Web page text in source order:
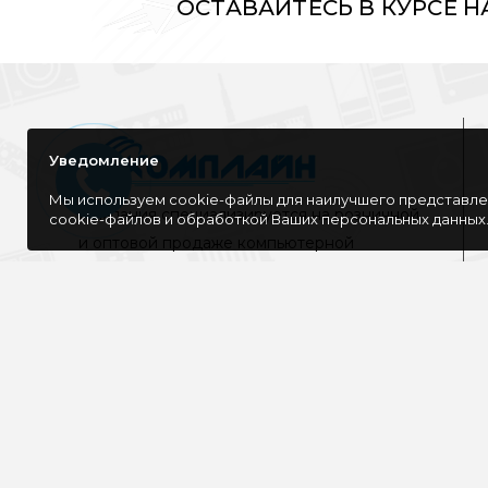
ОСТАВАЙТЕСЬ В КУРСЕ
Компания специализируется на розничной
и оптовой продаже компьютерной
Уведомление
Мы используем cookie-файлы для наилучшего
cookie-файлов и обработкой Ваших персональных данных.